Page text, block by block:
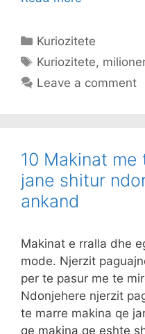
Categories
Kuriozitete
Tags
Kuriozitete,
Leave a comment
10 Makinat
jane shitur
ankand
Makinat e rralla dhe
mode. Njerzit
per te pasur me te
Ndonjehere njerzit
te marre makina qe
qe makina qe eshte